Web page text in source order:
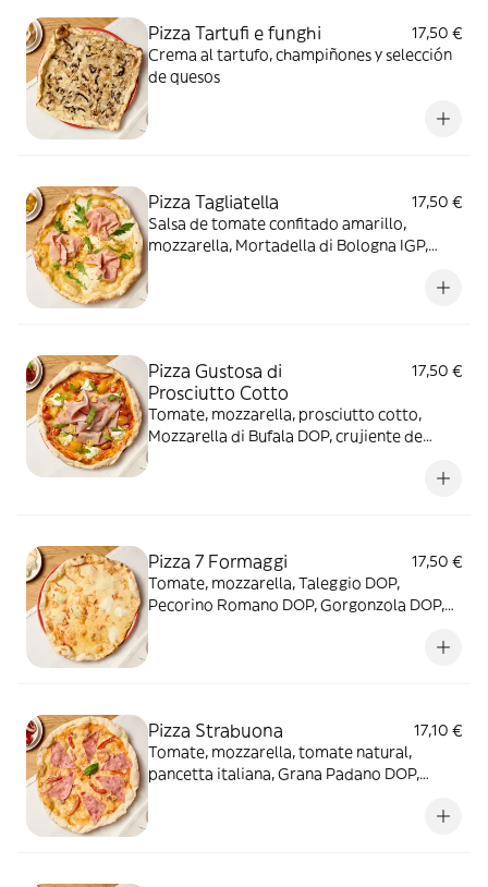
Pizza Tartufi e funghi
17,50 €
Crema al tartufo, champiñones y selección
de quesos
Pizza Tagliatella
17,50 €
Salsa de tomate confitado amarillo,
mozzarella, Mortadella di Bologna IGP,
Pizza Gustosa di
Prosciutto Cotto
17,50 €
Tomate, mozzarella, prosciutto cotto,
Mozzarella di Bufala DOP, crujiente de
Pizza 7 Formaggi
17,50 €
Tomate, mozzarella, Taleggio DOP,
Pecorino Romano DOP, Gorgonzola DOP,
Pizza Strabuona
17,10 €
Tomate, mozzarella, tomate natural,
pancetta italiana, Grana Padano DOP,